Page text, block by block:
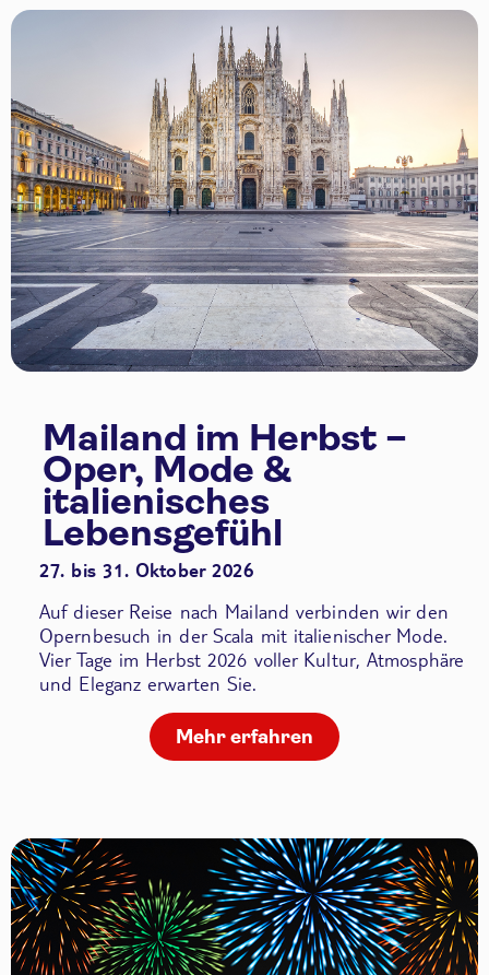
Mailand im Herbst –
Oper, Mode &
italienisches
Lebensgefühl
27. bis 31. Oktober 2026
Auf dieser Reise nach Mailand verbinden wir den
Opernbesuch in der Scala mit italienischer Mode.
Vier Tage im Herbst 2026 voller Kultur, Atmosphäre
und Eleganz erwarten Sie.
Mehr erfahren